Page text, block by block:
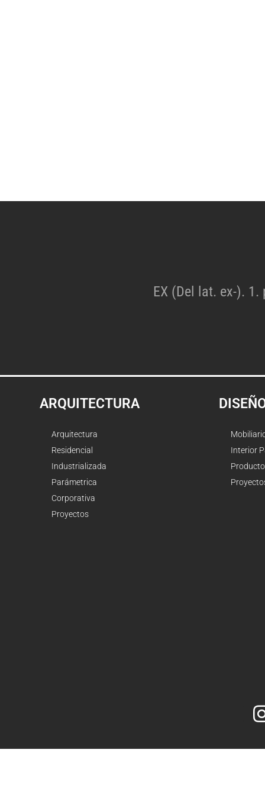
EX (Del lat. ex-).
ARQUITECTURA
Arquitectura
Residencial
Industrializada
Parámetrica
Corporativa
Proyectos
Interior